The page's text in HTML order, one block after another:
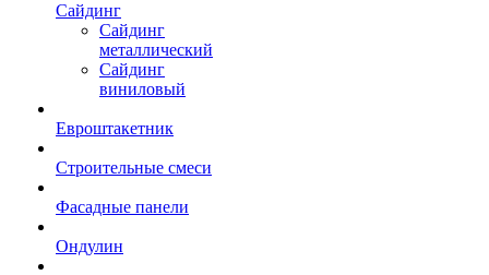
Сайдинг
Сайдинг
металлический
Сайдинг
виниловый
Евроштакетник
Строительные смеси
Фасадные панели
Ондулин